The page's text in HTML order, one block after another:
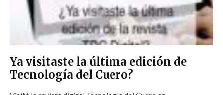
Ya visitaste la última edición de
Tecnología del Cuero?